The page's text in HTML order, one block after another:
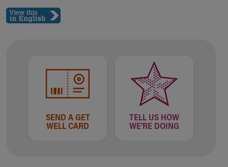
Medical Records
Symptom Checker
SEND A GET
WELL CARD
TELL US HOW
WE'RE DOING